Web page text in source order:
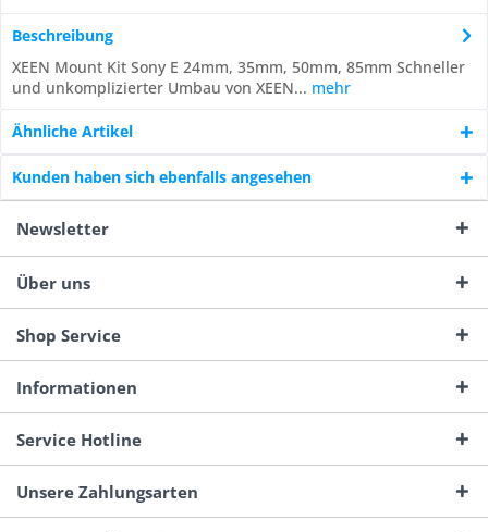
Beschreibung
XEEN Mount Kit Sony E 24mm, 35mm, 50mm, 85mm Schneller
und unkomplizierter Umbau von XEEN... mehr
Ähnliche Artikel
Kunden haben sich ebenfalls angesehen
Newsletter
Über uns
Shop Service
Informationen
Service Hotline
Unsere Zahlungsarten